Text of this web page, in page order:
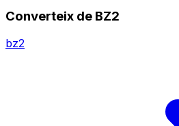
Converteix de BZ2
bz2